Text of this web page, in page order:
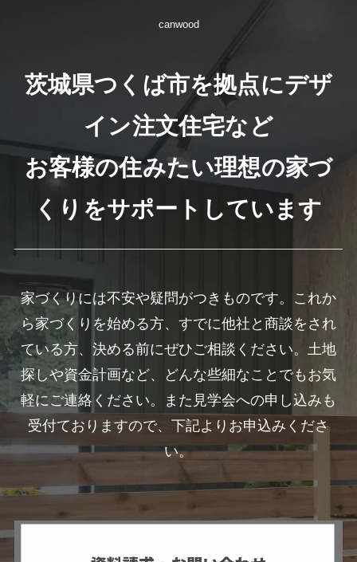
canwood
茨城県つくば市を拠点にデザ
イン注文住宅など
お客様の住みたい理想の家づ
くりをサポートしています
家づくりには不安や疑問がつきものです。これか
ら家づくりを始める方、すでに他社と商談をされ
ている方、決める前にぜひご相談ください。土地
探しや資金計画など、どんな些細なことでもお気
軽にご連絡ください。また見学会への申し込みも
受付ておりますので、下記よりお申込みくださ
い。